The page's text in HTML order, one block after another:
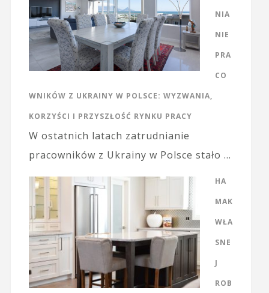
NIA
NIE
PRA
CO
WNIKÓW Z UKRAINY W POLSCE: WYZWANIA,
KORZYŚCI I PRZYSZŁOŚĆ RYNKU PRACY
W ostatnich latach zatrudnianie
pracowników z Ukrainy w Polsce stało …
HA
MAK
WŁA
SNE
J
ROB